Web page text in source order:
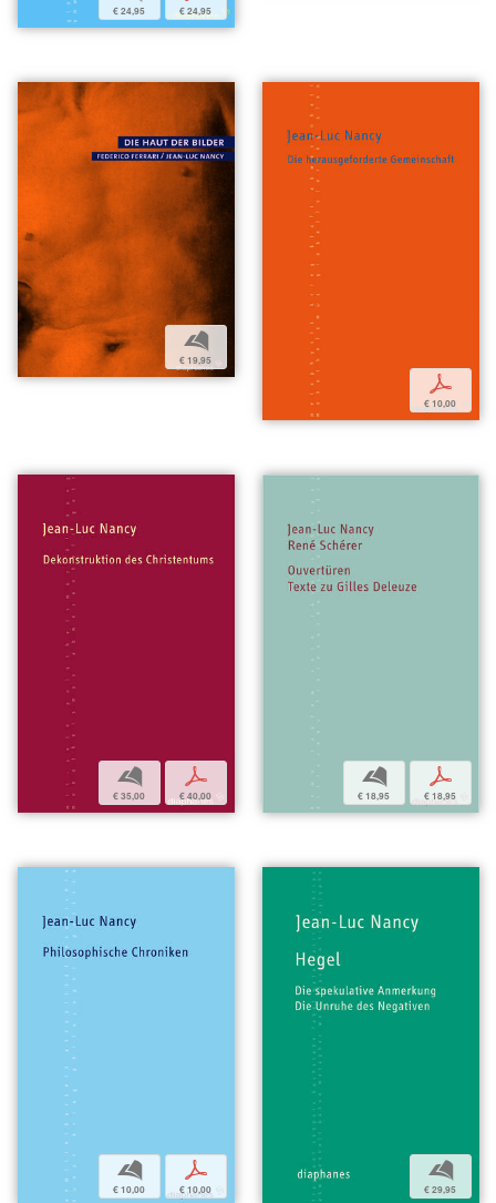
€ 24,95 € 24,95
b
€ 19,95
p
€ 10,00
b
€ 35,00
p
€ 40,00
b
€ 18,95
p
€ 18,95
b
€ 10,00
p
€ 10,00
b
€ 29,95